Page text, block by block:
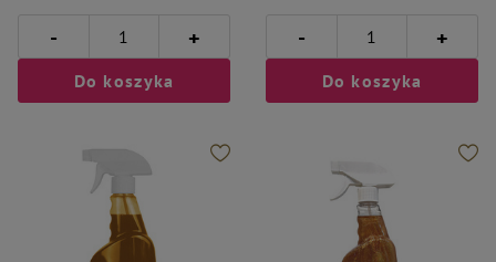
- +
Do koszyka
- +
Do koszyka